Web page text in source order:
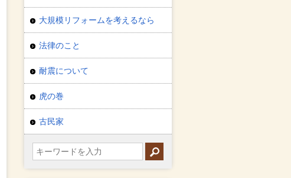
大規模リフォームを考えるなら
法律のこと
耐震について
虎の巻
古民家